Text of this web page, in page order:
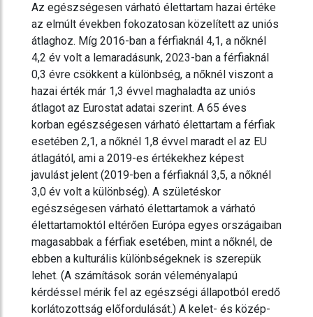
Az egészségesen várható élettartam hazai értéke
az elmúlt években fokozatosan közelített az uniós
átlaghoz. Míg 2016-ban a férfiaknál 4,1, a nőknél
4,2 év volt a lemaradásunk, 2023-ban a férfiaknál
0,3 évre csökkent a különbség, a nőknél viszont a
hazai érték már 1,3 évvel maghaladta az uniós
átlagot az Eurostat adatai szerint. A 65 éves
korban egészségesen várható élettartam a férfiak
esetében 2,1, a nőknél 1,8 évvel maradt el az EU
átlagától, ami a 2019-es értékekhez képest
javulást jelent (2019-ben a férfiaknál 3,5, a nőknél
3,0 év volt a különbség). A születéskor
egészségesen várható élettartamok a várható
élettartamoktól eltérően Európa egyes országaiban
magasabbak a férfiak esetében, mint a nőknél, de
ebben a kulturális különbségeknek is szerepük
lehet. (A számítások során véleményalapú
kérdéssel mérik fel az egészségi állapotból eredő
korlátozottság előfordulását.) A kelet- és közép-